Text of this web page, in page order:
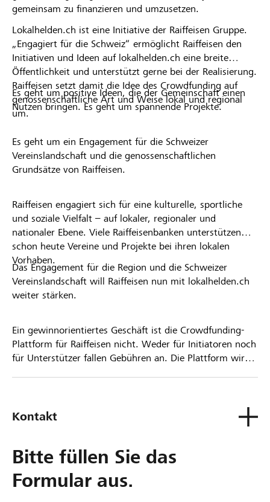
gemeinsam zu finanzieren und umzusetzen.
Lokalhelden.ch ist eine Initiative der Raiffeisen Gruppe.
„Engagiert für die Schweiz“ ermöglicht Raiffeisen den
Initiativen und Ideen auf lokalhelden.ch eine breite
Öffentlichkeit und unterstützt gerne bei der Realisierung.
Raiffeisen setzt damit die Idee des Crowdfunding auf
genossenschaftliche Art und Weise lokal und regional
um.
Es geht um positive Ideen, die der Gemeinschaft einen
Nutzen bringen. Es geht um spannende Projekte.
Es geht um ein Engagement für die Schweizer
Vereinslandschaft und die genossenschaftlichen
Grundsätze von Raiffeisen.
Raiffeisen engagiert sich für eine kulturelle, sportliche
und soziale Vielfalt – auf lokaler, regionaler und
nationaler Ebene. Viele Raiffeisenbanken unterstützen
schon heute Vereine und Projekte bei ihren lokalen
Vorhaben.
Das Engagement für die Region und die Schweizer
Vereinslandschaft will Raiffeisen nun mit lokalhelden.ch
weiter stärken.
Ein gewinnorientiertes Geschäft ist die Crowdfunding-
Plattform für Raiffeisen nicht. Weder für Initiatoren noch
für Unterstützer fallen Gebühren an. Die Plattform wird
Kontakt
Bitte füllen Sie das
Formular aus.